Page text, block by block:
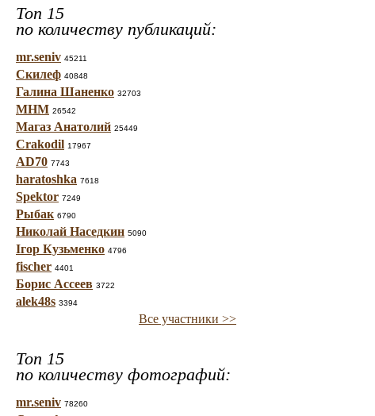
Топ 15
по количеству публикаций:
mr.seniv 45211
Скилеф 40848
Галина Шаненко 32703
МНМ 26542
Магаз Анатолий 25449
Crakodil 17967
AD70 7743
haratoshka 7618
Spektor 7249
Рыбак 6790
Николай Наседкин 5090
Ігор Кузьменко 4796
fischer 4401
Борис Ассеев 3722
alek48s 3394
Все участники >>
Топ 15
по количеству фотографий:
mr.seniv 78260